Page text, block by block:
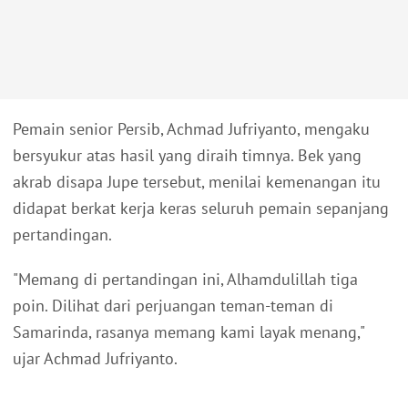
Pemain senior Persib, Achmad Jufriyanto, mengaku
bersyukur atas hasil yang diraih timnya. Bek yang
akrab disapa Jupe tersebut, menilai kemenangan itu
didapat berkat kerja keras seluruh pemain sepanjang
pertandingan.
"Memang di pertandingan ini, Alhamdulillah tiga
poin. Dilihat dari perjuangan teman-teman di
Samarinda, rasanya memang kami layak menang,"
ujar Achmad Jufriyanto.